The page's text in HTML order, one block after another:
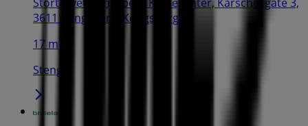
Stortorvet Kongsberg Kjøpesenter, Karschesgate 3,
3611 Kongsberg, Kongsberg
17 m
Stengt